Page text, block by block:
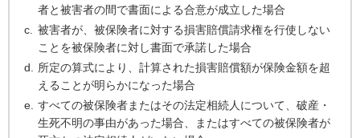
者と被害者の間で書面による合意が成立した場合
被害者が、被保険者に対する損害賠償請求権を行使しない
ことを被保険者に対し書面で承諾した場合
所定の算式により、計算された損害賠償額が保険金額を超
えることが明らかになった場合
すべての被保険者またはその法定相続人について、破産・
生死不明の事由があった場合、またはすべての被保険者が